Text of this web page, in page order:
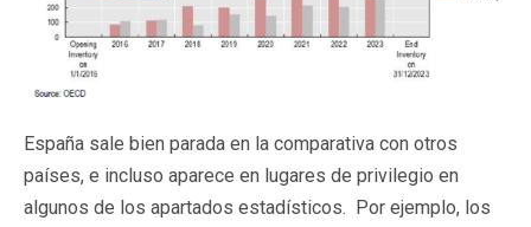
España sale bien parada en la comparativa con otros
países, e incluso aparece en lugares de privilegio en
algunos de los apartados estadísticos. Por ejemplo, los